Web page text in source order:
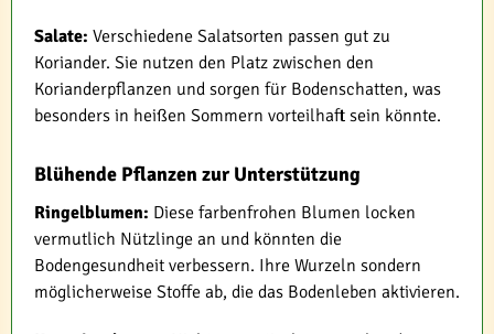
Salate: Verschiedene Salatsorten passen gut zu
Koriander. Sie nutzen den Platz zwischen den
Korianderpflanzen und sorgen für Bodenschatten, was
besonders in heißen Sommern vorteilhaft sein könnte.
Blühende Pflanzen zur Unterstützung
Ringelblumen: Diese farbenfrohen Blumen locken
vermutlich Nützlinge an und könnten die
Bodengesundheit verbessern. Ihre Wurzeln sondern
möglicherweise Stoffe ab, die das Bodenleben aktivieren.